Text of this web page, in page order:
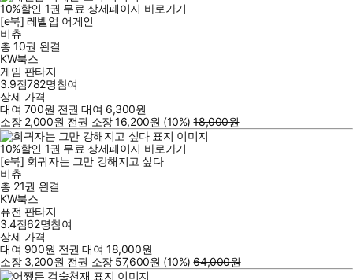
10%할인 1권 무료 상세페이지 바로가기
[e북] 레벨업 어게인
비츄
총 10권 완결
KW북스
게임 판타지
3.9점782명참여
상세 가격
대여 700원 전권 대여 6,300원
소장 2,000원 전권 소장16,200원 (10%) 18,000원
10%할인 1권 무료 상세페이지 바로가기
[e북] 회귀자는 그만 강해지고 싶다
비츄
총 21권 완결
KW북스
퓨전 판타지
3.4점62명참여
상세 가격
대여 900원 전권 대여18,000원
소장 3,200원 전권 소장 57,600원 (10%) 64,000원